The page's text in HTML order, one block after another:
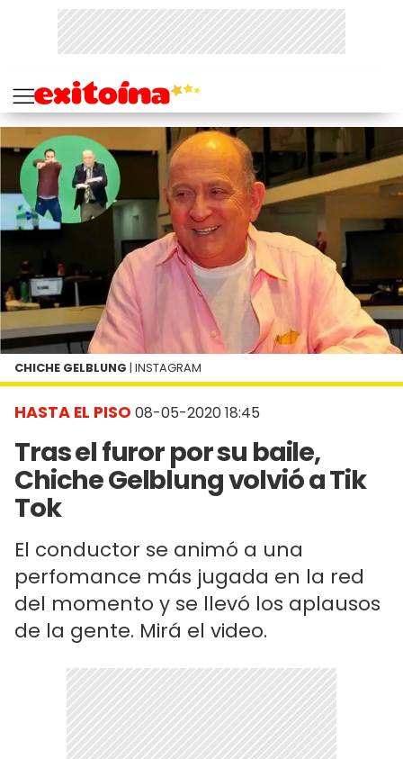
HASTA EL PISO 08-05-2020 18:45
Tras el furor por su baile,
Chiche Gelblung volvió a Tik
Tok
El conductor se animó a una
perfomance más jugada en la red
del momento y se llevó los aplausos
de la gente. Mirá el video.
CHICHE GELBLUNG | INSTAGRAM